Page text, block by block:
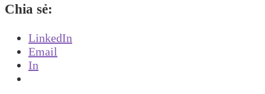
Chia sẻ:
LinkedIn
Email
In